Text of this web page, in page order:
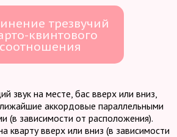
трезвучий
квинтового
соотношения
звук на месте, бас вверх или вниз,
аккордовые параллельными
кварту вверх или вниз (в зависимости